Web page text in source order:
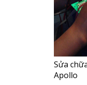
Sửa
Apollo